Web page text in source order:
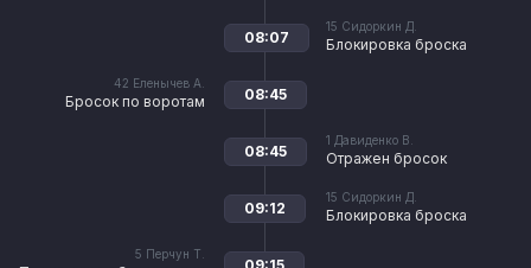
15 Сидоркин Д.
Блокировка броска
08:07
42 Еленычев А.
Бросок по воротам 08:45
1 Давиденко В.
Отражен бросок
08:45
15 Сидоркин Д.
Блокировка броска
09:12
5 Перчун Т.